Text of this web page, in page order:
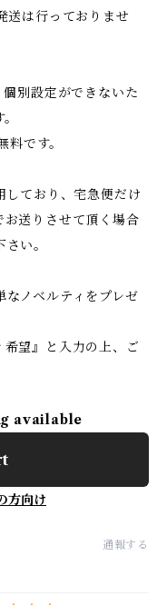
送は行っておりませ
別設定ができないた
です。
ており、宅急便だけ
送りさせて頂く場合
い。
なノベルティをプレゼ
望』と入力の上、ご
available
方向け
通報する